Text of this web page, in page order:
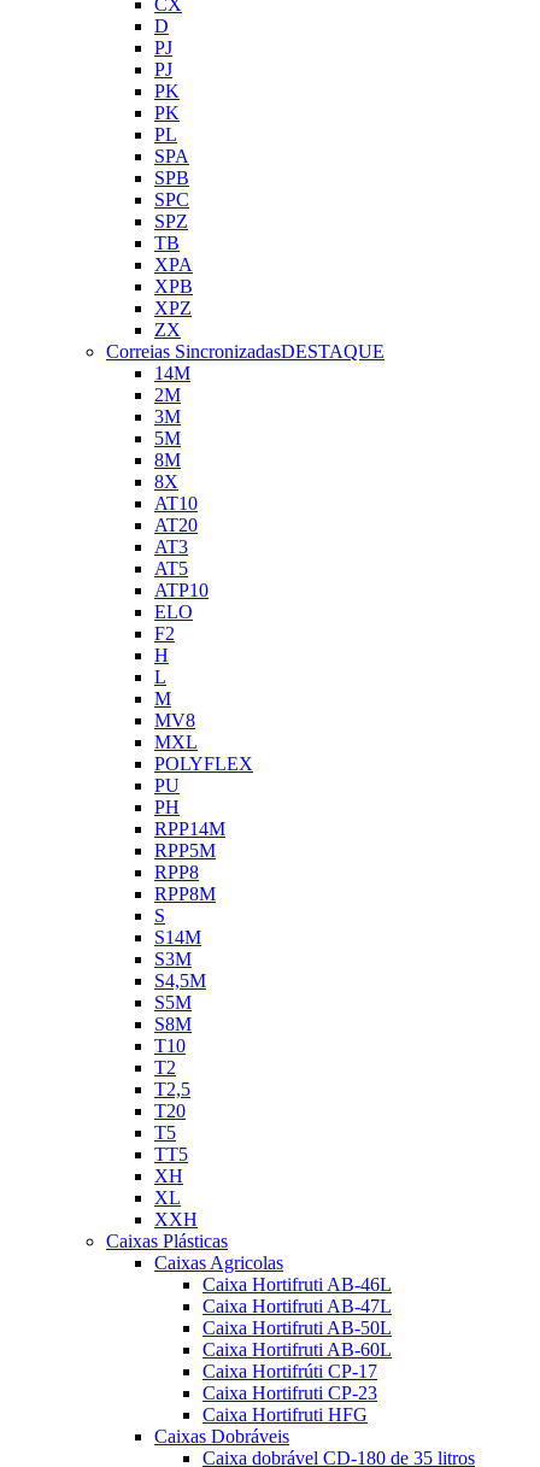
CX
D
PJ
PJ
PK
PK
PL
SPA
SPB
SPC
SPZ
TB
XPA
XPB
XPZ
ZX
Correias SincronizadasDESTAQUE
14M
2M
3M
5M
8M
8X
AT10
AT20
AT3
AT5
ATP10
ELO
F2
H
L
M
MV8
MXL
POLYFLEX
PU
PH
RPP14M
RPP5M
RPP8
RPP8M
S
S14M
S3M
S4,5M
S5M
S8M
T10
T2
T2,5
T20
T5
TT5
XH
XL
XXH
Caixas Plásticas
Caixas Agricolas
Caixa Hortifruti AB-46L
Caixa Hortifruti AB-47L
Caixa Hortifruti AB-50L
Caixa Hortifruti AB-60L
Caixa Hortifrúti CP-17
Caixa Hortifruti CP-23
Caixa Hortifruti HFG
Caixas Dobráveis
Caixa dobrável CD-180 de 35 litros